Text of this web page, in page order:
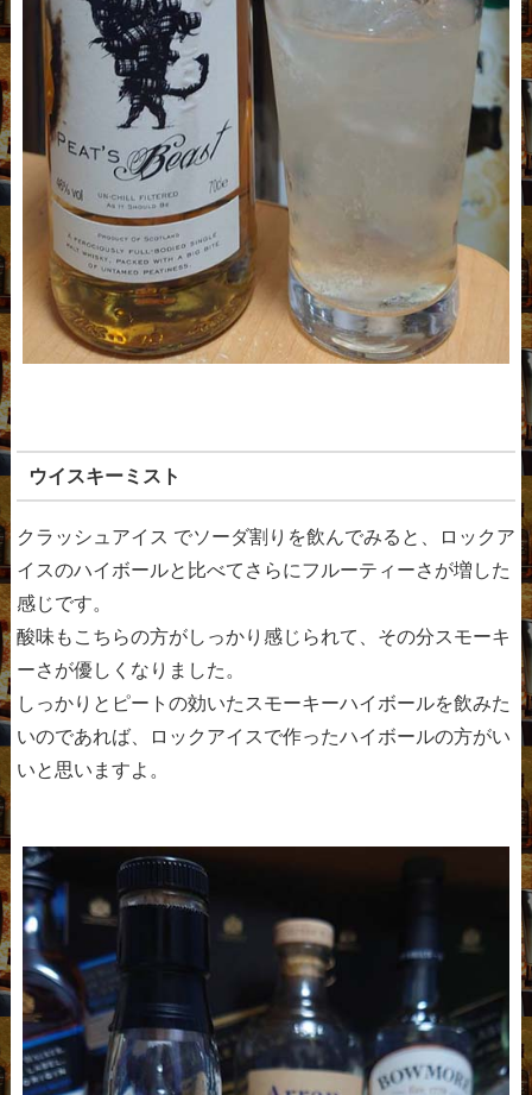
ウイスキーミスト
クラッシュアイス でソーダ割りを飲んでみると、ロックア
イスのハイボールと比べてさらにフルーティーさが増した
感じです。
酸味もこちらの方がしっかり感じられて、その分スモーキ
ーさが優しくなりました。
しっかりとピートの効いたスモーキーハイボールを飲みた
いのであれば、ロックアイスで作ったハイボールの方がい
いと思いますよ。